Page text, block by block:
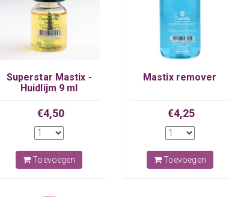
Superstar Mastix -
Huidlijm 9 ml
€4,50
Toevoegen
Mastix remover
€4,25
Toevoegen